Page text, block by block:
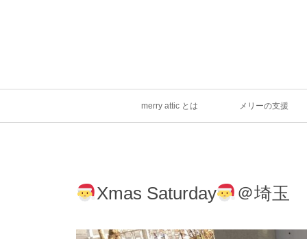
merry attic とは メリーの支援
Xmas Saturday ＠埼玉